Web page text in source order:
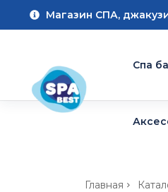
Магазин СПА,
Cпа
Главная